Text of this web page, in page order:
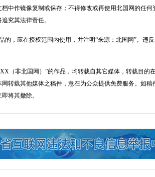
中作镜像复制或保存；不得修改或再使用北国网的任
究其法律责任。
的，应在授权范围内使用，并注明“来源：北国网”。违
（非北国网）”的作品，均转载自其它媒体，转载目的
转载其他媒体之稿件，意在为公众提供免费服务。如
将其撤除。